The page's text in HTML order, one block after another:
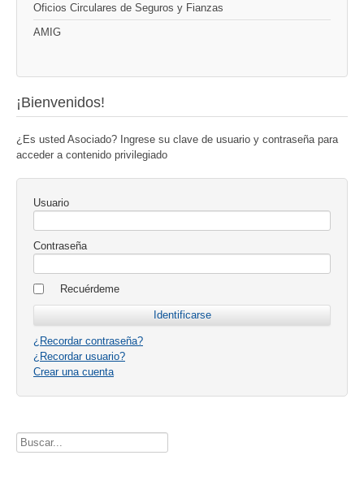
Oficios Circulares de Seguros y Fianzas
AMIG
¡Bienvenidos!
¿Es usted Asociado? Ingrese su clave de usuario y contraseña para
acceder a contenido privilegiado
Usuario
Contraseña
Recuérdeme
¿Recordar contraseña?
¿Recordar usuario?
Crear una cuenta
Buscador